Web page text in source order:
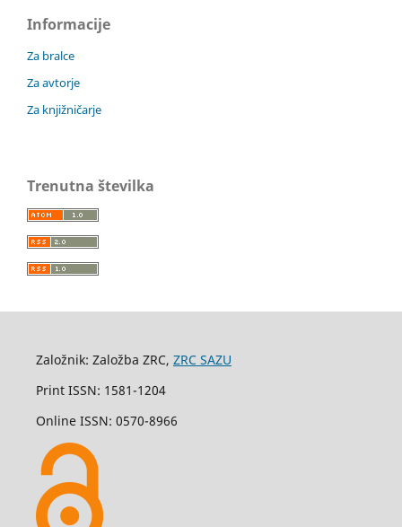
Informacije
Za bralce
Za avtorje
Za knjižničarje
Trenutna številka
Založnik: Založba ZRC, ZRC SAZU
Print ISSN: 1581-1204
Online ISSN: 0570-8966